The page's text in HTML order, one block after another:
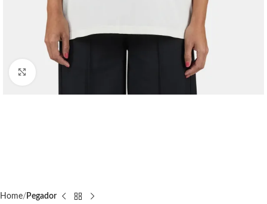
Home Pegador​